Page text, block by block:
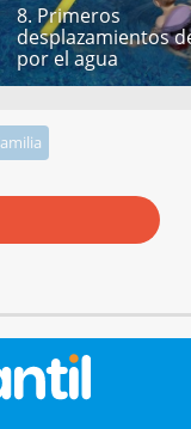
8. Primeros
desplazamientos
por el agua